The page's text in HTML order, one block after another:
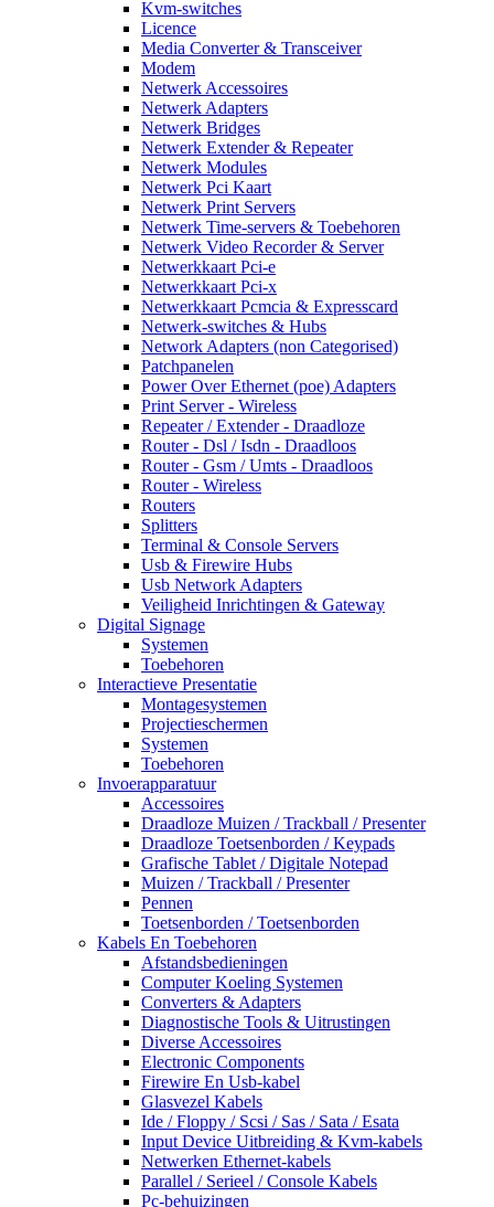
Kvm-switches
Licence
Media Converter & Transceiver
Modem
Netwerk Accessoires
Netwerk Adapters
Netwerk Bridges
Netwerk Extender & Repeater
Netwerk Modules
Netwerk Pci Kaart
Netwerk Print Servers
Netwerk Time-servers & Toebehoren
Netwerk Video Recorder & Server
Netwerkkaart Pci-e
Netwerkkaart Pci-x
Netwerkkaart Pcmcia & Expresscard
Netwerk-switches & Hubs
Network Adapters (non Categorised)
Patchpanelen
Power Over Ethernet (poe) Adapters
Print Server - Wireless
Repeater / Extender - Draadloze
Router - Dsl / Isdn - Draadloos
Router - Gsm / Umts - Draadloos
Router - Wireless
Routers
Splitters
Terminal & Console Servers
Usb & Firewire Hubs
Usb Network Adapters
Veiligheid Inrichtingen & Gateway
Digital Signage
Systemen
Toebehoren
Interactieve Presentatie
Montagesystemen
Projectieschermen
Systemen
Toebehoren
Invoerapparatuur
Accessoires
Draadloze Muizen / Trackball / Presenter
Draadloze Toetsenborden / Keypads
Grafische Tablet / Digitale Notepad
Muizen / Trackball / Presenter
Pennen
Toetsenborden / Toetsenborden
Kabels En Toebehoren
Afstandsbedieningen
Computer Koeling Systemen
Converters & Adapters
Diagnostische Tools & Uitrustingen
Diverse Accessoires
Electronic Components
Firewire En Usb-kabel
Glasvezel Kabels
Ide / Floppy / Scsi / Sas / Sata / Esata
Input Device Uitbreiding & Kvm-kabels
Netwerken Ethernet-kabels
Parallel / Serieel / Console Kabels
Pc-behuizingen